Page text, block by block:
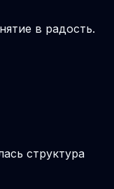
в радость.
структура